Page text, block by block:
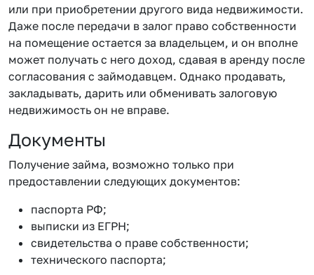
или при приобретении другого вида недвижимости.
Даже после передачи в залог право собственности
на помещение остается за владельцем, и он вполне
может получать с него доход, сдавая в аренду после
согласования с займодавцем. Однако продавать,
закладывать, дарить или обменивать залоговую
недвижимость он не вправе.
Документы
Получение займа, возможно только при
предоставлении следующих документов:
паспорта РФ;
выписки из ЕГРН;
свидетельства о праве собственности;
технического паспорта;